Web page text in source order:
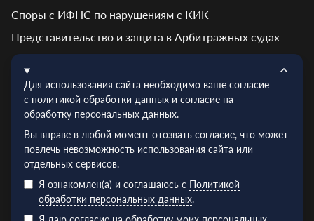
Споры с ИФНС по нарушениям с КИК
Представительство и защита в Арбитражных судах
Контакты
Эл.почта: info@truelex.ru
Телефон:+7 (495) 128‑48‑56
ИНН: 9719026910
ОГРН: 1227700352054
Для использования сайта необходимо ваше согласие
с политикой обработки данных и согласие на
обработку персональных данных.
Вы вправе в любой момент отозвать согласие, что может
повлечь невозможность использования сайта или
отдельных сервисов.
Я ознакомлен(а) и соглашаюсь с Политикой
обработки персональных данных.